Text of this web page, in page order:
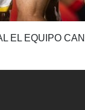
EL EQUIPO